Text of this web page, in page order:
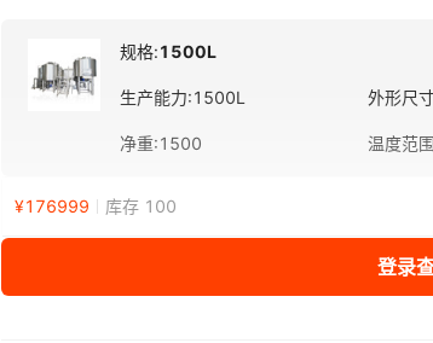
规格:1500L
生产能力:1500L 外形尺
净重:1500 温度范围
¥176999 库存 100
登录